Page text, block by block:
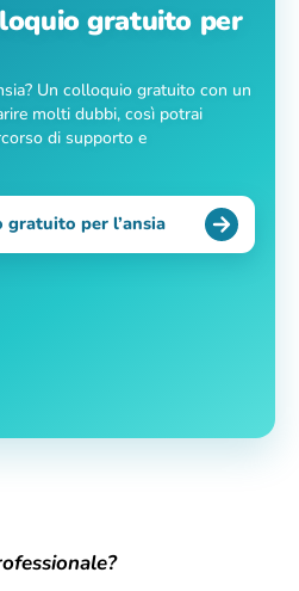
gratuito per
Un colloquio gratuito con un
molti dubbi, così potrai
di supporto e
per l’ansia